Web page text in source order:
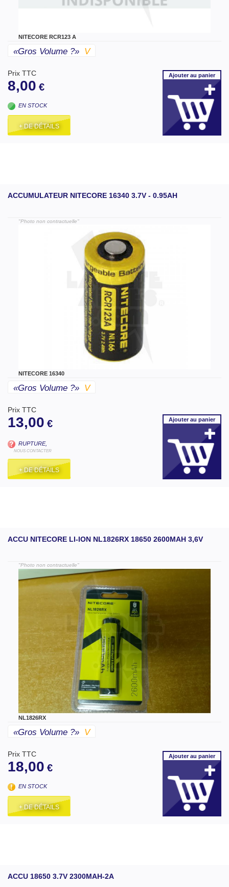
NITECORE RCR123 A
«gros Volume ?» V
Prix TTC
8,00 €
EN STOCK
+ DE DÉTAILS
Ajouterau panier
ACCUMULATEUR NITECORE 16340 3.7V - 0.95AH
"Photo non contractuelle"
NITECORE 16340
«gros Volume ?» V
Prix TTC
13,00 €
RUPTURE,
NOUS CONTACTER
+ DE DÉTAILS
Ajouterau panier
ACCU NITECORE LI-ION NL1826RX 18650 2600MAH 3,6V
"Photo non contractuelle"
NL1826RX
«gros Volume ?» V
Prix TTC
18,00 €
EN STOCK
+ DE DÉTAILS
Ajouterau panier
ACCU 18650 3.7V 2300MAH-2A